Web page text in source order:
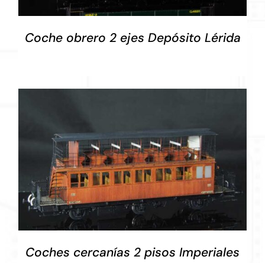
Coche obrero 2 ejes Depósito Lérida
DETALLES
Coches cercanías 2 pisos Imperiales